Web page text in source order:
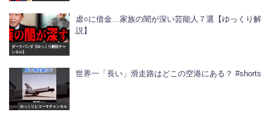
ダークパンダ【ゆっくり解説チャ
ンネル】
虐○に借金…家族の闇が深い芸能人７選【ゆっくり解
説】
ゆっくりヒコーキチャンネル
世界一「長い」滑走路はどこの空港にある？ #shorts